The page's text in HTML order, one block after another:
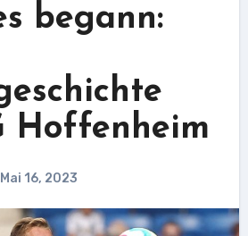
begann:
Hoffenheim
Mai 16, 2023